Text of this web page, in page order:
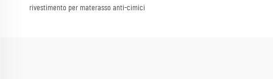
rivestimento per materasso anti-cimici